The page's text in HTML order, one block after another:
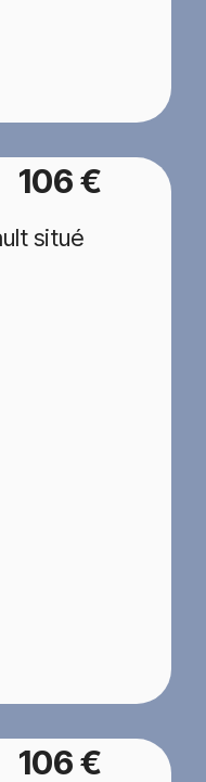
106 €
situé
106 €